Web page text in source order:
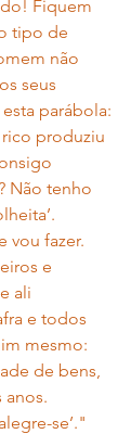
Fiquem
tipo de
não
seus
parábola:
produziu
Não tenho
vou fazer.
e
ali
e todos
mesmo:
de bens,
anos.
se’."